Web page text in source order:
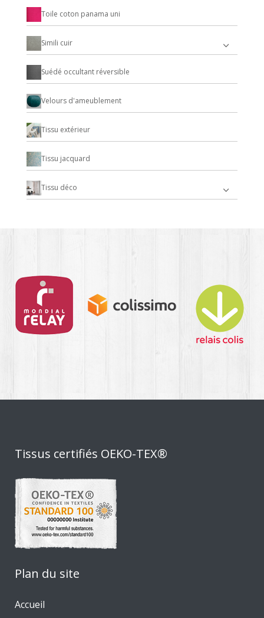
Toile coton panama uni
Simili cuir
Suédé occultant réversible
Velours d'ameublement
Tissu extérieur
Tissu jacquard
Tissu déco
Tissus certifiés OEKO-TEX®
Plan du site
Accueil